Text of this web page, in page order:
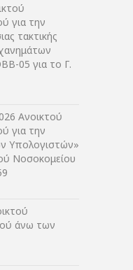
για την
τακτικής
05 για το Γ.
Ανοικτού
για την
Υπολογιστών»
Νοσοκομείου
άνω των